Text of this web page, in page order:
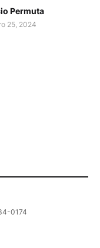
Permuta
25, 2024
0174